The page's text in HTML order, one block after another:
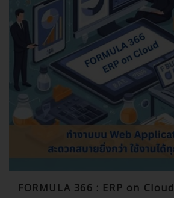
FORMULA 366 : ERP on Cloud